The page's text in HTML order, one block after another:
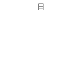
日